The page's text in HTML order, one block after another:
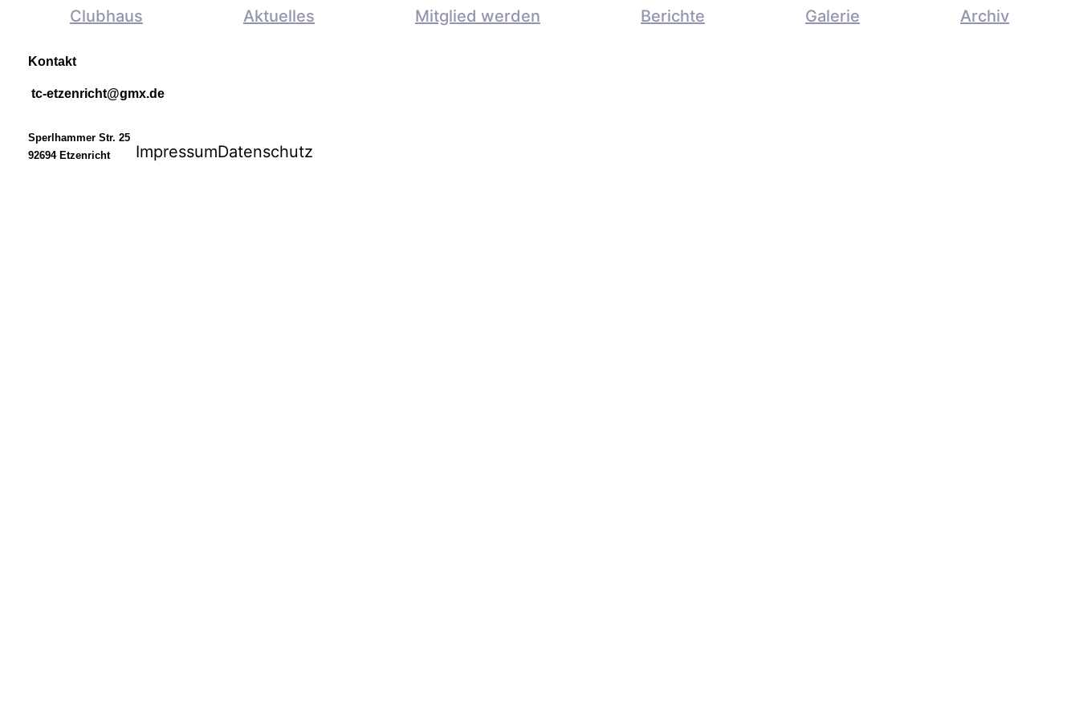
Clubhaus Aktuelles Mitglied werden Berichte Galerie Archiv
Kontakt
tc-etzenricht@gmx.de
Sperlhammer Str. 25
92694 Etzenricht
ImpressumDatenschutz